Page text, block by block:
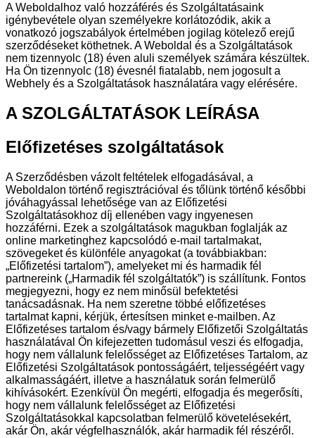
A Weboldalhoz való hozzáférés és Szolgáltatásaink
igénybevétele olyan személyekre korlátozódik, akik a
vonatkozó jogszabályok értelmében jogilag kötelező erejű
szerződéseket köthetnek. A Weboldal és a Szolgáltatások
nem tizennyolc (18) éven aluli személyek számára készültek.
Ha Ön tizennyolc (18) évesnél fiatalabb, nem jogosult a
Webhely és a Szolgáltatások használatára vagy elérésére.
A SZOLGÁLTATÁSOK LEÍRÁSA
Előfizetéses szolgáltatások
A Szerződésben vázolt feltételek elfogadásával, a
Weboldalon történő regisztrációval és tőlünk történő későbbi
jóváhagyással lehetősége van az Előfizetési
Szolgáltatásokhoz díj ellenében vagy ingyenesen
hozzáférni. Ezek a szolgáltatások magukban foglalják az
online marketinghez kapcsolódó e-mail tartalmakat,
szövegeket és különféle anyagokat (a továbbiakban:
„Előfizetési tartalom”), amelyeket mi és harmadik fél
partnereink („Harmadik fél szolgáltatók”) is szállítunk. Fontos
megjegyezni, hogy ez nem minősül befektetési
tanácsadásnak. Ha nem szeretne többé előfizetéses
tartalmat kapni, kérjük, értesítsen minket e-mailben. Az
Előfizetéses tartalom és/vagy bármely Előfizetői Szolgáltatás
használatával Ön kifejezetten tudomásul veszi és elfogadja,
hogy nem vállalunk felelősséget az Előfizetéses Tartalom, az
Előfizetési Szolgáltatások pontosságáért, teljességéért vagy
alkalmasságáért, illetve a használatuk során felmerülő
kihívásokért. Ezenkívül Ön megérti, elfogadja és megerősíti,
hogy nem vállalunk felelősséget az Előfizetési
Szolgáltatásokkal kapcsolatban felmerülő követelésekért,
akár Ön, akár végfelhasználók, akár harmadik fél részéről.